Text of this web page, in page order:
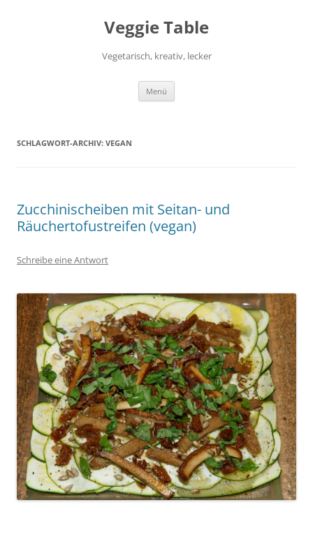
Veggie Table
Vegetarisch, kreativ, lecker
Menü
SCHLAGWORT-ARCHIV: VEGAN
Zucchinischeiben mit Seitan- und
Räuchertofustreifen (vegan)
Schreibe eine Antwort